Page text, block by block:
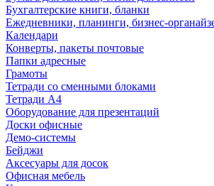
Бухгалтерские книги, бланки
Ежедневники, планинги, бизнес-
Календари
Конверты, пакеты почтовые
Папки адресные
Грамоты
Тетради со сменными блоками
Тетради А4
Оборудование для презентаций
Доски офисные
Демо-системы
Бейджи
Аксесуары для досок
Офисная мебель